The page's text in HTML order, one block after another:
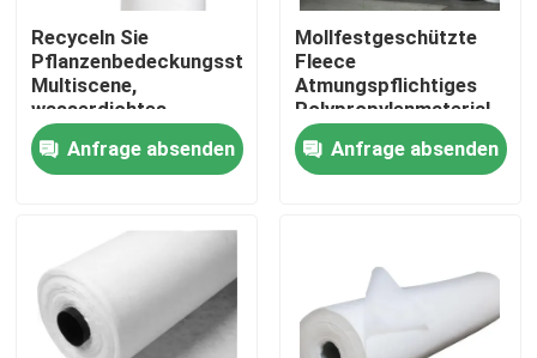
Zu Hause
Über uns
Werksbesichtigung
Recyceln Sie
Pflanzenbedeckungsstoff
Multiscene,
wasserdichtes
Winterfleece für
Pflanzen
Anfrage absenden
Mollfestgeschützte
Fleece
Atmungspflichtiges
Polypropylenmaterial
Anfrage absenden